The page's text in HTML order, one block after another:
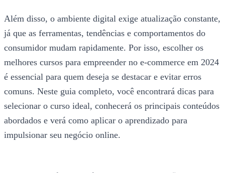
Além disso, o ambiente digital exige atualização constante,
já que as ferramentas, tendências e comportamentos do
consumidor mudam rapidamente. Por isso, escolher os
melhores cursos para empreender no e-commerce em 2024
é essencial para quem deseja se destacar e evitar erros
comuns. Neste guia completo, você encontrará dicas para
selecionar o curso ideal, conhecerá os principais conteúdos
abordados e verá como aplicar o aprendizado para
impulsionar seu negócio online.